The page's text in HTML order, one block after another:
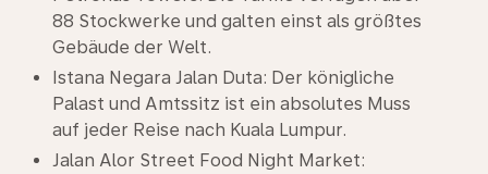
88 Stockwerke und galten einst als größtes
Gebäude der Welt.
Istana Negara Jalan Duta: Der königliche
Palast und Amtssitz ist ein absolutes Muss
auf jeder Reise nach Kuala Lumpur.
Jalan Alor Street Food Night Market: